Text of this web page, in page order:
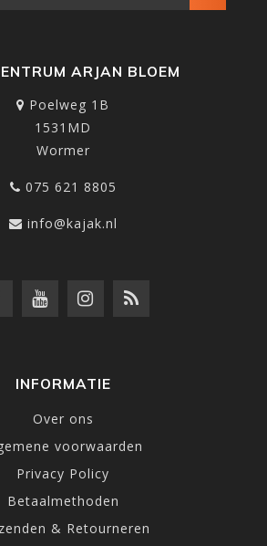
ARJAN BLOEM
Poelweg 1B
1531MD
Wormer
075 621 8805
info@kajak.nl
INFORMATIE
Over ons
voorwaarden
Privacy Policy
Betaalmethoden
& Retourneren